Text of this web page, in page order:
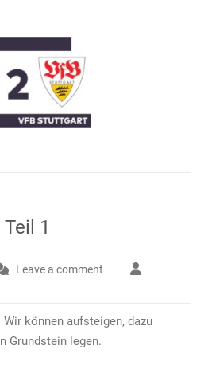
1
Leave a comment
können aufsteigen, dazu
Grundstein legen.